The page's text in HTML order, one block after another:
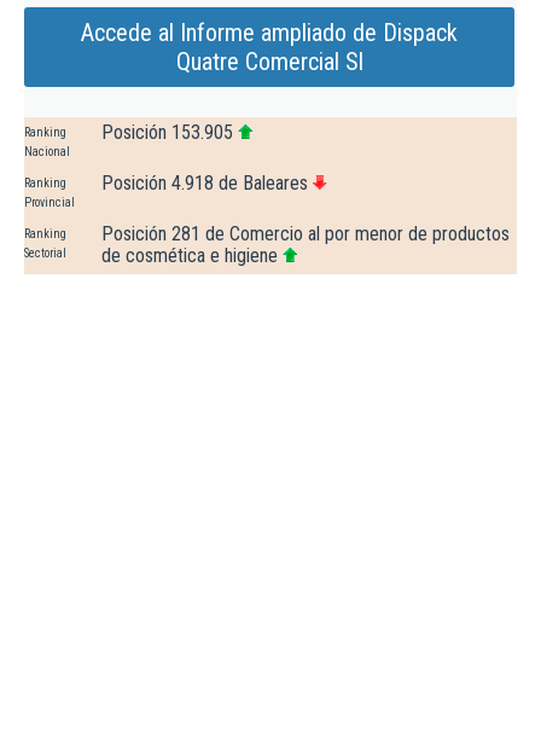
Accede al Informe ampliado de Dispack
Quatre Comercial Sl
Ranking
Nacional
Posición 153.905
Ranking
Provincial
Posición 4.918 de Baleares
Ranking
Sectorial
Posición 281 de Comercio al por menor de productos
de cosmética e higiene